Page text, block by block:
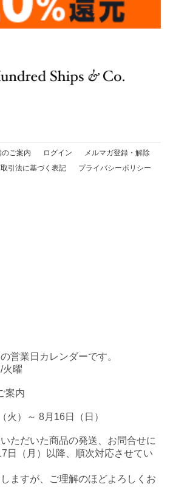
ご案内 ログイン
メルマガ登録・解除
引法に基づく表記 プライバシーポリシー
営業日カレンダーです。
火曜
案内
火）～ 8月16日（日）
ただいた商品の発送、お問合せに
日（月）以降、順次対応させてい
ますが、ご理解のほどよろしくお